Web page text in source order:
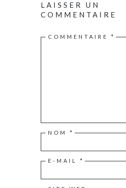
LAISSER UN
COMMENTAIRE
COMMENTAIRE *
NOM *
E-MAIL *